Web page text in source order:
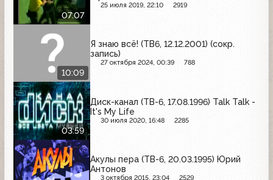
07:07
25 июля 2019, 22:10 2919
10:09
Я знаю всё! (ТВ6, 12.12.2001) (сокр.
запись)
27 октября 2024, 00:39 788
03:59
Диск-канал (ТВ-6, 17.08.1996) Talk Talk -
It's My Life
30 июля 2020, 16:48 2285
Акулы пера (ТВ-6, 20.03.1995) Юрий
Антонов
3 октября 2015, 23:04 2529